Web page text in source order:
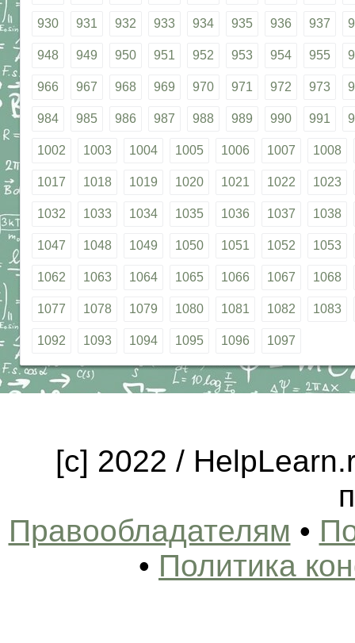
930 931 932 933 934 935 936 937
948 949 950 951 952 953 954 955
966 967 968 969 970 971 972 973
984 985 986 987 988 989 990 991
1002 1003 1004 1005 1006 1007 1008
1017 1018 1019 1020 1021 1022 1023
1032 1033 1034 1035 1036 1037 1038
1047 1048 1049 1050 1051 1052 1053
1062 1063 1064 1065 1066 1067 1068
1077 1078 1079 1080 1081 1082 1083
1092 1093 1094 1095 1096 1097
[c] 2022 /
Правообладателям •
• Политика